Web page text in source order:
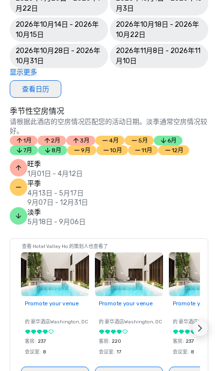
月22日
月3日
2026年10月14日 - 2026年
10月15日
2026年10月18日 - 2026年
10月22日
2026年10月28日 - 2026年
10月31日
2026年11月8日 - 2026年11
月10日
显示更多
查看日历
季节性空房情况
请根据此酒店的空房情况匹配您的活动日期。淡季通常空房情况较
好。
1月 2月 3月 4月 5月
6月
7月
8月 9月 10月 11月 12月
旺季
1月01日 - 4月12日
平季
4月13日 - 5月17日
9月07日 - 12月31日
淡季
5月18日 - 9月06日
查看 Hotel Valley Ho 的策划人也查看了
Promote your venue
的 豪华酒店Washington, DC
客房: 237
会议室: 8
Promote your venue
的 豪华酒店Washington, DC
客房: 220
会议室: 17
Promote your
的 豪华酒店
客房: 237
会议室: 8